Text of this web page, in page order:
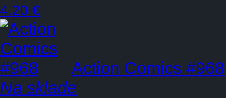
4.20 €
Action Comics #968
Na sklade